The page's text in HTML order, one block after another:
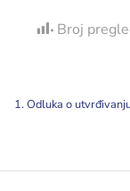
Broj
1. Odluka o